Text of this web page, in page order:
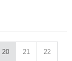
20 21 22